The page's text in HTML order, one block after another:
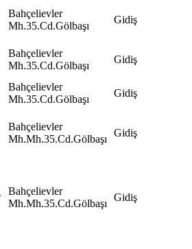
Bahçelievler
Mh.35.Cd.Gölbaşı
Gidiş
Bahçelievler
Mh.35.Cd.Gölbaşı
Gidiş
Bahçelievler
Mh.35.Cd.Gölbaşı
Gidiş
Bahçelievler
Mh.Mh.35.Cd.Gölbaşı
Gidiş
Bahçelievler
Mh.Mh.35.Cd.Gölbaşı
Gidiş